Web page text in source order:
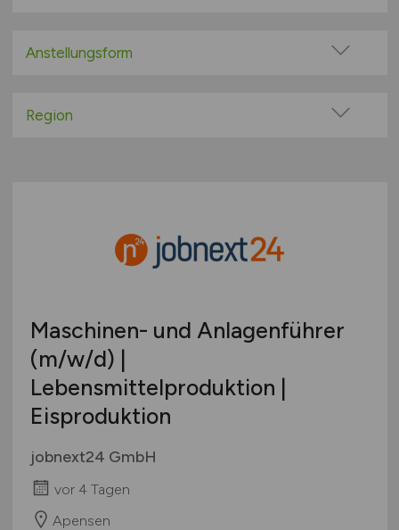
Remote aus dem Ausland möglich
Teilzeit
Anstellungsform
befristete Anstellung
geringfügige Beschäftigung / Minijob
Berufseinstieg / Trainee
Studentenjobs / Werkstudenten
Ausbildung / Studium
Praktikum
Region
Mecklenburg-Vorpommern
Niedersachsen
Nordrhein-Westfalen
Rheinland-Pfalz
Sachsen
Sachsen-Anhalt
Schleswig-Holstein
Maschinen- und Anlagenführer
(m/w/d) |
Lebensmittelproduktion |
Eisproduktion
jobnext24 GmbH
vor 4 Tagen
Apensen